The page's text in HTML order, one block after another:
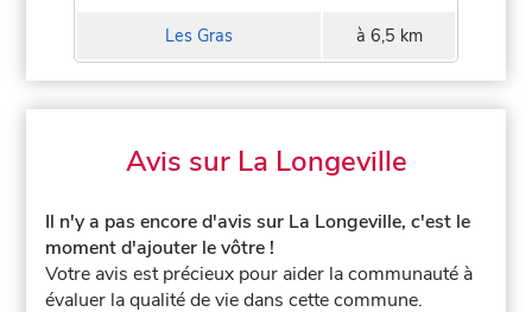
Les Gras à 6,5 km
Avis sur La Longeville
Il n'y a pas encore d'avis sur La Longeville, c'est le
moment d'ajouter le vôtre !
Votre avis est précieux pour aider la communauté à
évaluer la qualité de vie dans cette commune.